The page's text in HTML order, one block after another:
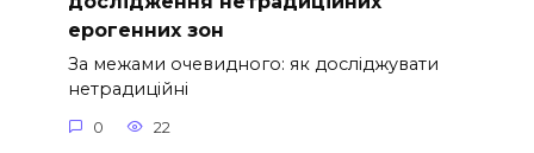
ерогенних зон
За межами очевидного: як досліджувати
нетрадиційні
0 22